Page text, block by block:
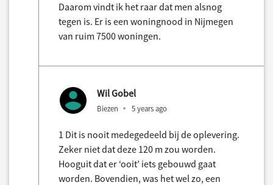
Daarom vindt ik het raar dat men alsnog
tegen is. Er is een woningnood in Nijmegen
van ruim 7500 woningen.
Wil Gobel
Biezen 5 years ago
1 Dit is nooit medegedeeld bij de oplevering.
Zeker niet dat deze 120 m zou worden.
Hooguit dat er ‘ooit’ iets gebouwd gaat
worden. Bovendien, was het wel zo, een